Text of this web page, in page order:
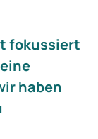
fokussiert
haben